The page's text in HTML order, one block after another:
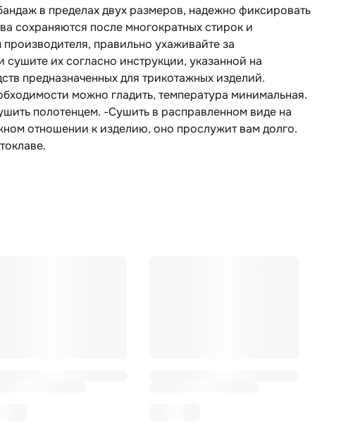
в пределах двух размеров, надежно фиксировать
сохраняются после многократных стирок и
правильно ухаживайте за
их согласно инструкции, указанной на
предназначенных для трикотажных изделий.
можно гладить, температура минимальная.
полотенцем. -Сушить в расправленном виде на
отношении к изделию, оно прослужит вам долго.